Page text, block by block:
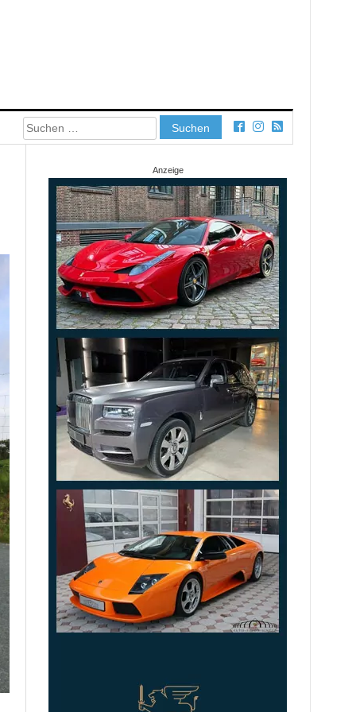
Suchen
nach:
Anzeige